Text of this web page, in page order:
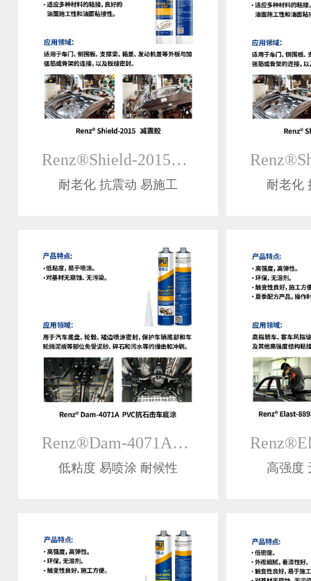
Renz®Shield-2015减震密封胶
耐老化 抗震动 易施工 耐老化
Renz®Dam-4071APVC抗石击车底涂料
低粘度 易喷涂 耐候性 高强度